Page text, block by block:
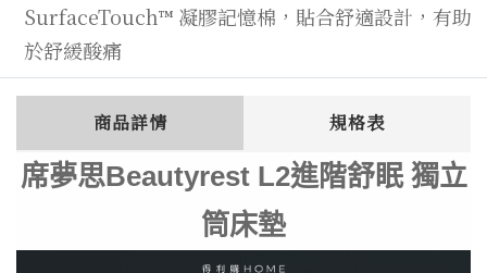
SurfaceTouch™ 凝膠記憶棉，貼合舒適設計，有助
於舒緩酸痛
商品詳情 規格表
席夢思Beautyrest L2進階舒眠 獨立
筒床墊